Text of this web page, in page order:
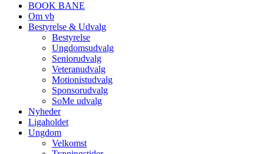
BOOK BANE
Om vb
Bestyrelse & Udvalg
Bestyrelse
Ungdomsudvalg
Seniorudvalg
Veteranudvalg
Motionistudvalg
Sponsorudvalg
SoMe udvalg
Nyheder
Ligaholdet
Ungdom
Velkomst